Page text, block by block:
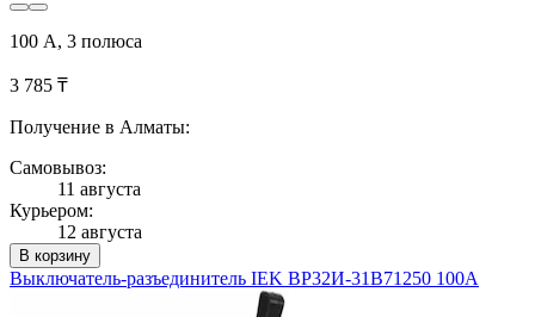
100 А, 3 полюса
3 785 ₸
Получение в Алматы:
Самовывоз:
11 августа
Курьером:
12 августа
В корзину
Выключатель-разъединитель IEK ВР32И-31В71250 100А